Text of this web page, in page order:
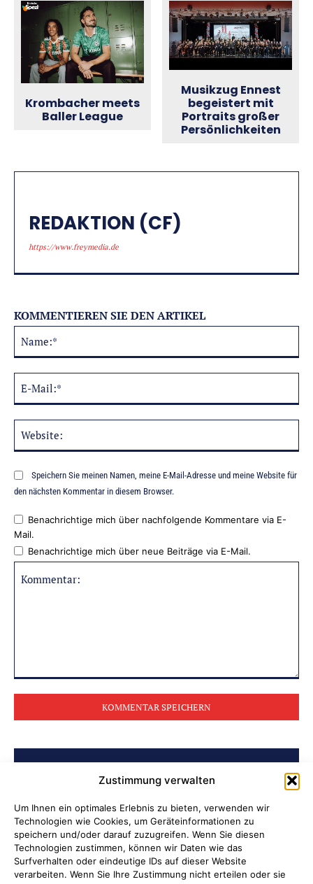
Zustimmung verwalten
Um Ihnen ein optimales Erlebnis zu bieten, verwenden wir
Technologien wie Cookies, um Geräteinformationen zu
speichern und/oder darauf zuzugreifen. Wenn Sie diesen
Technologien zustimmen, können wir Daten wie das
Surfverhalten oder eindeutige IDs auf dieser Website
verarbeiten. Wenn Sie Ihre Zustimmung nicht erteilen oder sie
Krombacher meets
Baller League
Musikzug Ennest
begeistert mit
Portraits großer
Persönlichkeiten
REDAKTION (CF)
https://www.freymedia.de
KOMMENTIEREN SIE DEN ARTIKEL
Speichern Sie meinen Namen, meine E-Mail-Adresse und meine Website für
den nächsten Kommentar in diesem Browser.
Benachrichtige mich über nachfolgende Kommentare via E-
Mail.
Benachrichtige mich über neue Beiträge via E-Mail.
BELIEBTE BEITRÄGE
Archiv der Initiative „Jüdisch in
Attendorn“ erschlossen
Soldatenleben damals und heute